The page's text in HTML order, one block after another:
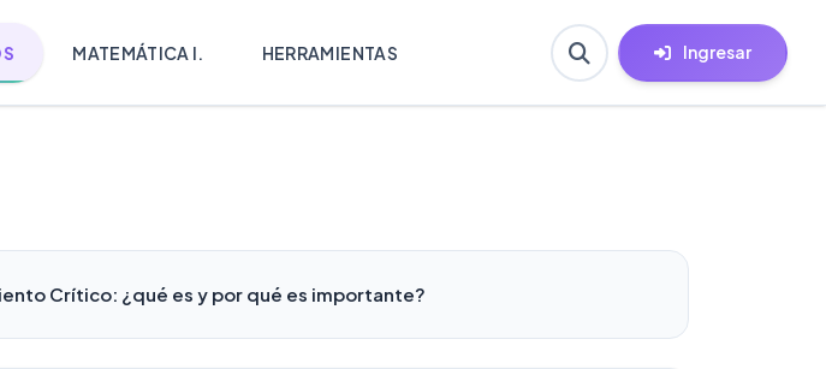
MATEMÁTICA I. HERRAMIENTAS Ingresar
Crítico: ¿qué es y por qué es importante?